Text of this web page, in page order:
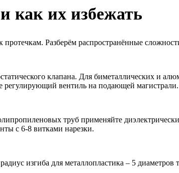
как их избежать
Разберём распространённые
клапана. Для биметаллических и
регулирующий вентиль на подающей магистрали.
труб применяйте
с 6-8 витками нарезки.
изгиба для металлопластика – 5